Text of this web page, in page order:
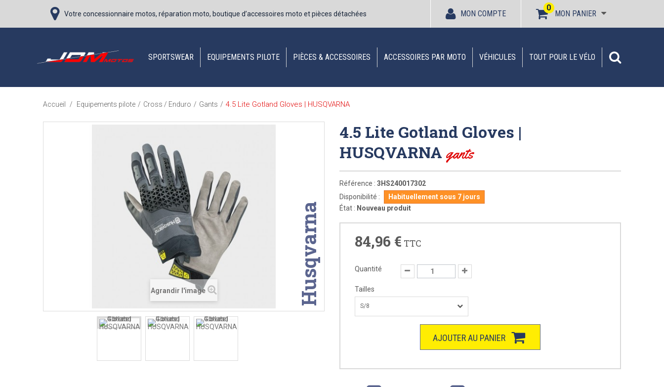
Votre concessionnaire motos, réparation moto, boutique d’accessoires moto et pièces détachées MON PANIER
0
MON COMPTE
SPORTSWEAR EQUIPEMENTS PILOTE PIÈCES & ACCESSOIRES ACCESSOIRES PAR MOTO VÉHICULES TOUT POUR LE VÉLO
Accueil / Equipements pilote / Cross / Enduro / Gants / 4.5 Lite Gotland Gloves | HUSQVARNA
Agrandir l'image Husqvarna
4.5 Lite Gotland Gloves |
HUSQVARNA gants
Référence : 3HS240017302
Disponibilité :
Habituellement sous 7 jours
État : Nouveau produit
84,96 € TTC
Quantité
Tailles
S/8
AJOUTER AU PANIER